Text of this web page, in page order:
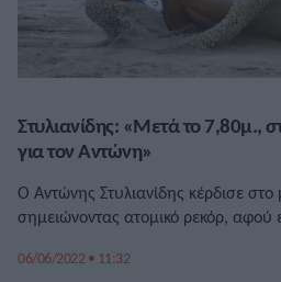
Στυλιανίδης: «Μετά το 7,80μ.,
για τον Αντώνη»
Ο Αντώνης Στυλιανίδης κέρδισε
σημειώνοντας ατομικό ρεκόρ, αφού
06/06/2022 • 11:32